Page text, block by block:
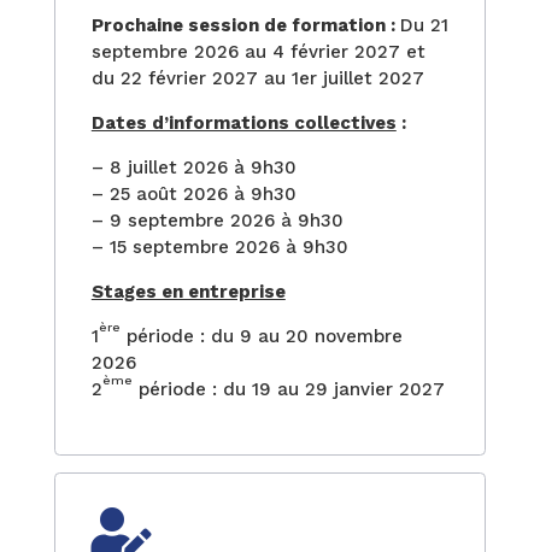
Prochaine session de formation : Du 21
septembre 2026 au 4 février 2027 et
du 22 février 2027 au 1er juillet 2027
Dates d’informations collectives :
– 8 juillet 2026 à 9h30
– 25 août 2026 à 9h30
– 9 septembre 2026 à 9h30
– 15 septembre 2026 à 9h30
Stages en entreprise
1ère période : du 9 au 20 novembre
2026
2ème période : du 19 au 29 janvier 2027
